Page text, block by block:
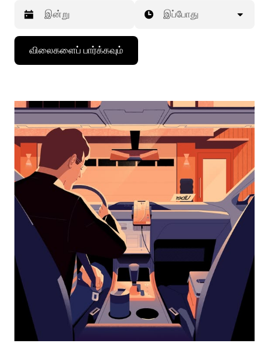
கீழ்நோக்கிய
அம்புக்குறியை
அழுத்தி
தேர்ந்தெடுக்கவும்.
மூட
எஸ்கேப்
பொத்தான்
அழுத்தவும்.
இப்போது
விலைகளைப் பார்க்கவும்